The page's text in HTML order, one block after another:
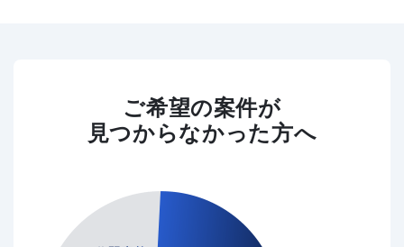
ご希望の案件が
見つからなかった方へ